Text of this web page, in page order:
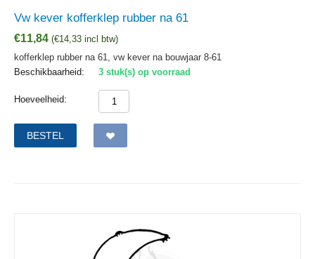
Vw kever kofferklep rubber na 61
€11,84 (€14,33 incl btw)
kofferklep rubber na 61, vw kever na bouwjaar 8-61
Beschikbaarheid:
3 stuk(s) op voorraad
Hoeveelheid:
BESTEL